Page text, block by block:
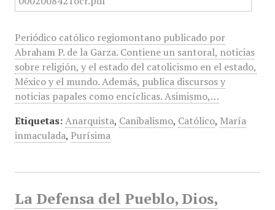
Periódico católico regiomontano publicado por
Abraham P. de la Garza. Contiene un santoral, noticias
sobre religión, y el estado del catolicismo en el estado,
México y el mundo. Además, publica discursos y
noticias papales como encíclicas. Asimismo,…
Etiquetas: Anarquista, Canibalismo, Católico, María
inmaculada, Purísima
La Defensa del Pueblo, Dios,